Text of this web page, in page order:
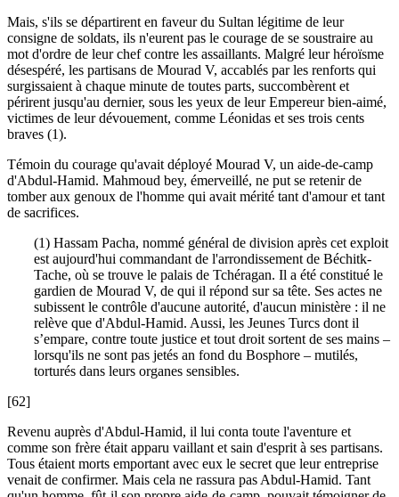
Mais, s'ils se départirent en faveur du Sultan légitime de leur
consigne de soldats, ils n'eurent pas le courage de se soustraire au
mot d'ordre de leur chef contre les assaillants. Malgré leur héroïsme
désespéré, les partisans de Mourad V, accablés par les renforts qui
surgissaient à chaque minute de toutes parts, succombèrent et
périrent jusqu'au dernier, sous les yeux de leur Empereur bien-aimé,
victimes de leur dévouement, comme Léonidas et ses trois cents
braves (1).
Témoin du courage qu'avait déployé Mourad V, un aide-de-camp
d'Abdul-Hamid. Mahmoud bey, émerveillé, ne put se retenir de
tomber aux genoux de l'homme qui avait mérité tant d'amour et tant
de sacrifices.
(1) Hassam Pacha, nommé général de division après cet exploit
est aujourd'hui commandant de l'arrondissement de Béchitk-
Tache, où se trouve le palais de Tchéragan. Il a été constitué le
gardien de Mourad V, de qui il répond sur sa tête. Ses actes ne
subissent le contrôle d'aucune autorité, d'aucun ministère : il ne
relève que d'Abdul-Hamid. Aussi, les Jeunes Turcs dont il
s’empare, contre toute justice et tout droit sortent de ses mains –
lorsqu'ils ne sont pas jetés an fond du Bosphore – mutilés,
torturés dans leurs organes sensibles.
[62]
Revenu auprès d'Abdul-Hamid, il lui conta toute l'aventure et
comme son frère était apparu vaillant et sain d'esprit à ses partisans.
Tous étaient morts emportant avec eux le secret que leur entreprise
venait de confirmer. Mais cela ne rassura pas Abdul-Hamid. Tant